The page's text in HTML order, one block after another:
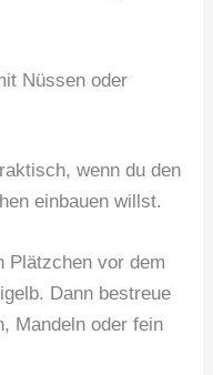
Nüssen oder
wenn du den
einbauen willst.
Plätzchen vor dem
Dann bestreue
Mandeln oder fein